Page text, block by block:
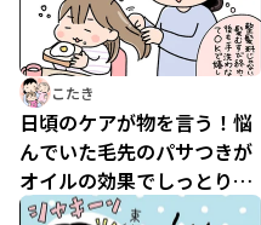
こたき
日頃のケアが物を言う！悩
んでいた毛先のパサつきが
オイルの効果でしっとりま
とまる♪